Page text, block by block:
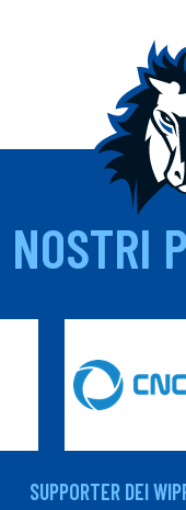
SUPPORTER DEI